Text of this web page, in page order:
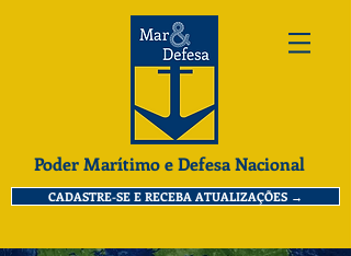
Poder Marítimo e Defesa Nacional
CADASTRE-SE E RECEBA ATUALIZAÇÕES →